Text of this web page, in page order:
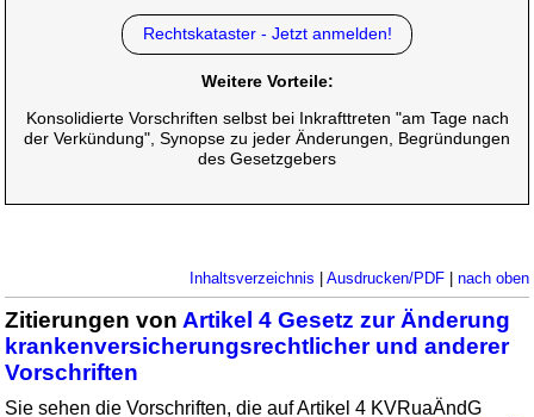
Rechtskataster - Jetzt anmelden!
Weitere Vorteile:
Konsolidierte Vorschriften selbst bei Inkrafttreten "am Tage nach
der Verkündung", Synopse zu jeder Änderungen, Begründungen
des Gesetzgebers
Inhaltsverzeichnis Ausdrucken/PDF| nach oben
Zitierungen von Artikel 4 Gesetz zur Änderung
krankenversicherungsrechtlicher und anderer
Vorschriften
Sie sehen die Vorschriften, die auf Artikel 4 KVRuaÄndG